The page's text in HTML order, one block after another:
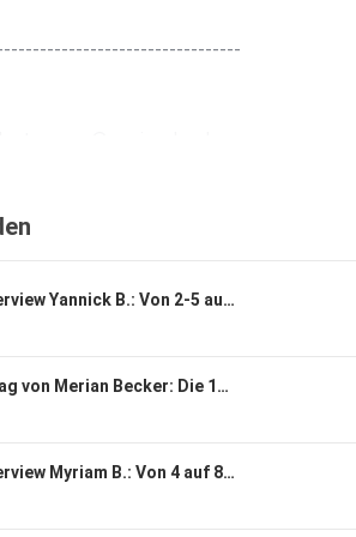
Erfolgsinterview Yannick B.: Von 2-5 auf 13 Anlagen im Monat Nur durch Eigenleads!
Eventvortrag von Merian Becker: Die 11 Prinzipien der Topverkäufer (Photovoltaikvertrieb)
Erfolgsinterview Myriam B.: Von 4 auf 8 Anlagen im Monat als Nebenberuflerin ohne mehr Zeitaufwand!